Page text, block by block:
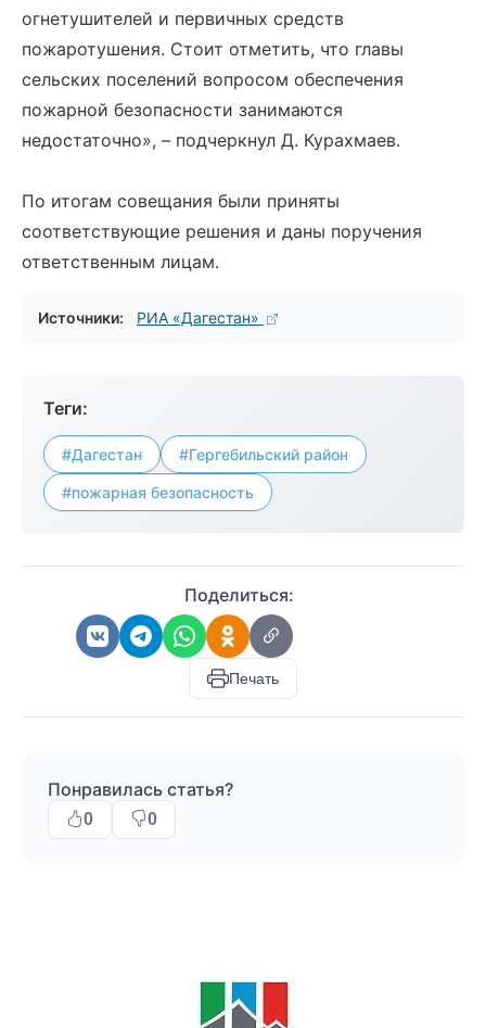
огнетушителей и первичных средств
пожаротушения. Стоит отметить, что главы
сельских поселений вопросом обеспечения
пожарной безопасности занимаются
недостаточно», – подчеркнул Д. Курахмаев.
По итогам совещания были приняты
соответствующие решения и даны поручения
ответственным лицам.
Источники: РИА «Дагестан»
Теги:
#Дагестан #Гергебильский район
#пожарная безопасность
Поделиться:
Печать
Понравилась статья?
0 0